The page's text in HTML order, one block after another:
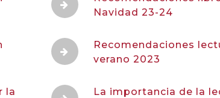
la
Navidad 23-24
Recomendaciones
verano 2023
La importancia de la